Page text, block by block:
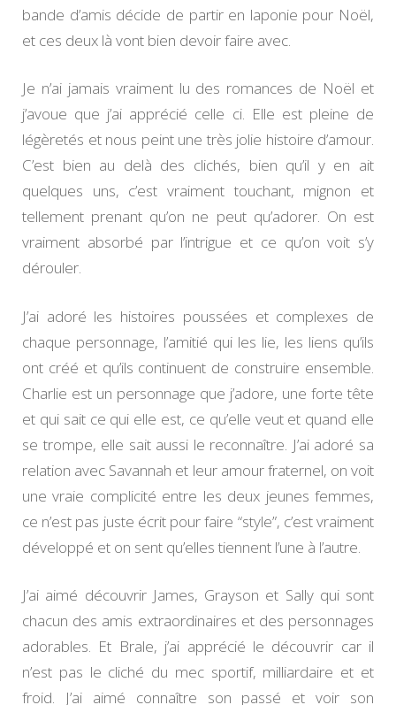
bande d’amis décide de partir en laponie pour Noël,
et ces deux là vont bien devoir faire avec.
Je n’ai jamais vraiment lu des romances de Noël et
j’avoue que j’ai apprécié celle ci. Elle est pleine de
légèretés et nous peint une très jolie histoire d’amour.
C’est bien au delà des clichés, bien qu’il y en ait
quelques uns, c’est vraiment touchant, mignon et
tellement prenant qu’on ne peut qu’adorer. On est
vraiment absorbé par l’intrigue et ce qu’on voit s’y
dérouler.
J’ai adoré les histoires poussées et complexes de
chaque personnage, l’amitié qui les lie, les liens qu’ils
ont créé et qu’ils continuent de construire ensemble.
Charlie est un personnage que j’adore, une forte tête
et qui sait ce qui elle est, ce qu’elle veut et quand elle
se trompe, elle sait aussi le reconnaître. J’ai adoré sa
relation avec Savannah et leur amour fraternel, on voit
une vraie complicité entre les deux jeunes femmes,
ce n’est pas juste écrit pour faire “style”, c’est vraiment
développé et on sent qu’elles tiennent l’une à l’autre.
J’ai aimé découvrir James, Grayson et Sally qui sont
chacun des amis extraordinaires et des personnages
adorables. Et Brale, j’ai apprécié le découvrir car il
n’est pas le cliché du mec sportif, milliardaire et et
froid. J’ai aimé connaître son passé et voir son